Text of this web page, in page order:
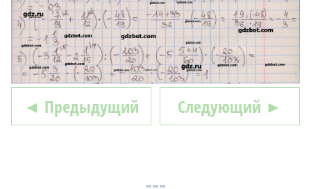
◄ Предыдущий Следующий ►